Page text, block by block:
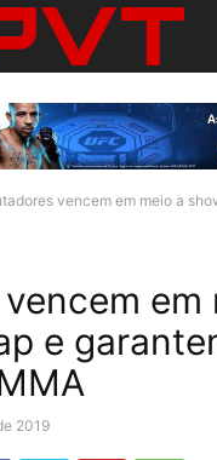
vencem em meio a
em
e
2019